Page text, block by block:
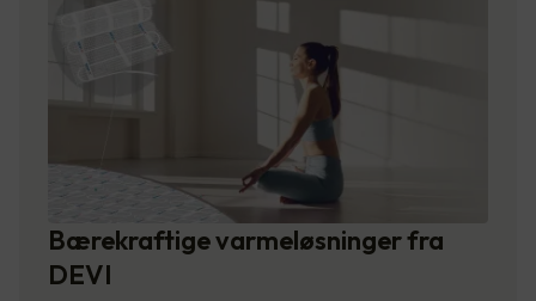
Bærekraftige varmeløsninger fra
DEVI